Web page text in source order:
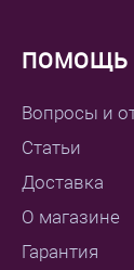
ПОМОЩЬ
Вопросы и
Статьи
Доставка
О магазине
Гарантия